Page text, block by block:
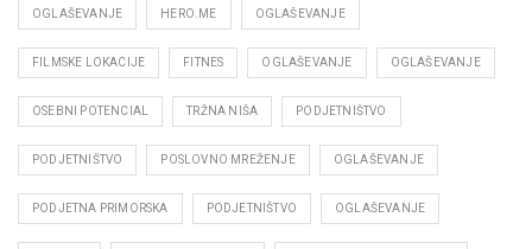
OGLAŠEVANJE HERO.ME OGLAŠEVANJE
FILMSKE LOKACIJE FITNES OGLAŠEVANJE OGLAŠEVANJE
OSEBNI POTENCIAL TRŽNA NIŠA PODJETNIŠTVO
PODJETNIŠTVO POSLOVNO MREŽENJE OGLAŠEVANJE
PODJETNA PRIMORSKA PODJETNIŠTVO OGLAŠEVANJE